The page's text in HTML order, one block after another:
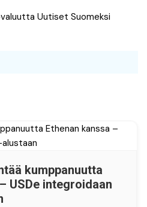
kumppanuutta
USDe integroidaan